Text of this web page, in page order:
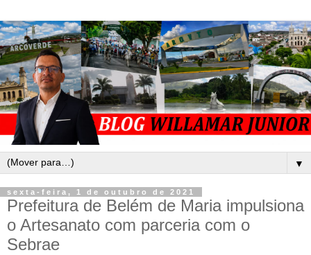
▼
sexta-feira, 1 de outubro de 2021
Prefeitura de Belém de Maria impulsiona
o Artesanato com parceria com o
Sebrae